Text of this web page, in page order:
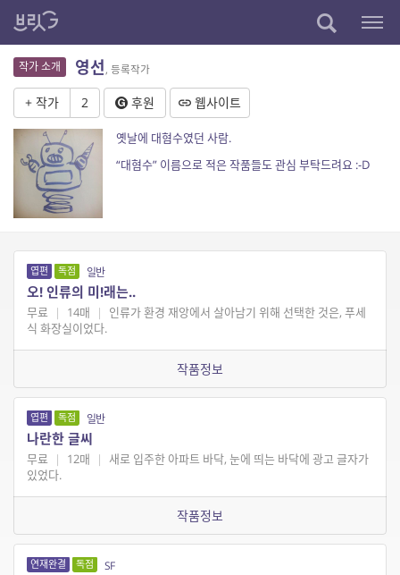
작가 소개 영선, 등록작가
+ 작가 2 후원 웹사이트
옛날에 대혐수였던 사람.
“대혐수” 이름으로 적은 작품들도 관심 부탁드려요 :-D
엽편 독점 일반
오! 인류의 미!래는..
무료 | 14매 |
인류가 환경 재앙에서 살아남기 위해 선택한 것은, 푸세
식 화장실이었다.
작품정보
엽편 독점 일반
나란한 글씨
무료 | 12매 |
새로 입주한 아파트 바닥, 눈에 띄는 바닥에 광고 글자가
있었다.
작품정보
연재완결 독점 SF